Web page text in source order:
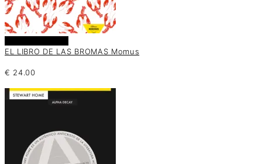
EL LIBRO DE LAS BROMAS Momus
€ 24.00